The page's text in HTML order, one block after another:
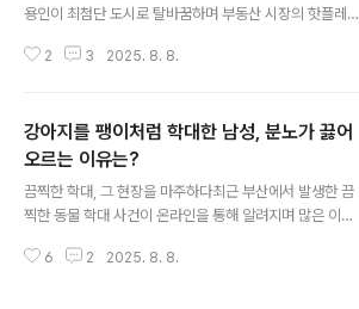
용인이 최첨단 도시로 탈바꿈하며 부동산 시장의 핫플레이
인의 미래 가치를 한층 끌어올리는 핵심 동력으로 작용하
완전히 바꿔놓을 것으로 기대됩니다. 변화의 중심에 선 용
인은 이제 단순히 수도권의 위성 도시가 아닌, 대한민국 경
제의 미래를 책임질 핵심 도시로 발돋움하고 있습니다. 이
러한 변화는 투자자들의 이목을 집중시키며, 용인 부동산
대한민국 반도체 산업의 미래용인 반도체 클러스터는 단순
2 3 2025. 8. 8.
강아지를 팽이처럼 학대한 남성, 분노가 끓어
오르는 이유는?
끔찍한 학대, 그 현장을 마주하다최근 부산에서 발생한 끔
찍한 동물 학대 사건이 온라인을 통해 알려지며 많은 이들
리는 충격적인 영상이 공개되었고, 이로 인해 동물 보호에
6 2 2025. 8. 8.